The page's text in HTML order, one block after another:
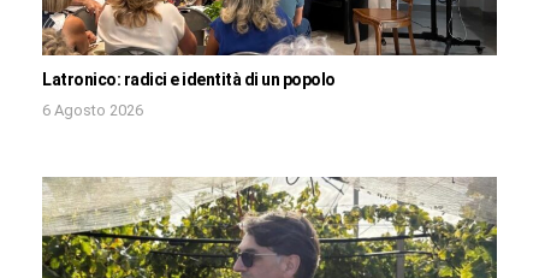
Latronico: radici e identità di un popolo
6 Agosto 2026